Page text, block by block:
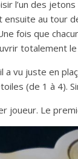
l’un des
au
fois que
totalement
a vu juste en
(de 1 à 4).
joueur. Le